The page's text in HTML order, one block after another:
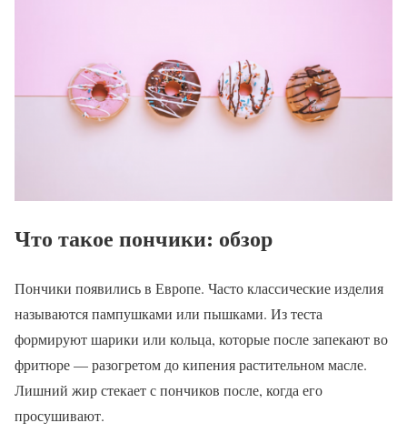
Что такое пончики: обзор
Пончики появились в Европе. Часто классические изделия
называются пампушками или пышками. Из теста
формируют шарики или кольца, которые после запекают во
фритюре — разогретом до кипения растительном масле.
Лишний жир стекает с пончиков после, когда его
просушивают.